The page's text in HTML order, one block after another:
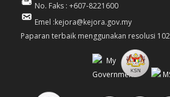
No. Faks : +607-8221600
Emel :kejora@kejora.gov.my
Paparan terbaik menggunakan resolusi